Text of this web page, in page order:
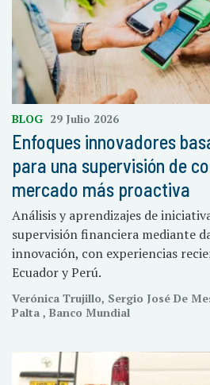
BLOG 29 Julio 2026
Enfoques innovadores
para una supervisión de
mercado más proactiva
Análisis y aprendizajes de
supervisión financiera mediante
innovación, con experiencias
Ecuador y Perú.
Verónica Trujillo, Sergio José De
Palta , Banco Mundial